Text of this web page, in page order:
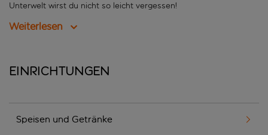
Unterwelt wirst du nicht so leicht vergessen!
Weiterlesen
Einrichtungen
Speisen und Getränke